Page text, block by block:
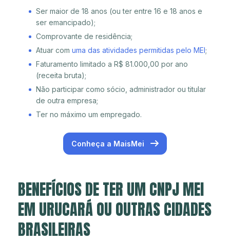
Ser maior de 18 anos (ou ter entre 16 e 18 anos e
ser emancipado);
Comprovante de residência;
Atuar com uma das atividades permitidas pelo MEI;
Faturamento limitado a R$ 81.000,00 por ano
(receita bruta);
Não participar como sócio, administrador ou titular
de outra empresa;
Ter no máximo um empregado.
Conheça a MaisMei
BENEFÍCIOS DE TER UM CNPJ MEI
EM URUCARÁ OU OUTRAS CIDADES
BRASILEIRAS